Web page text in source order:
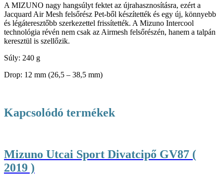
A MIZUNO nagy hangsúlyt fektet az újrahasznosításra, ezért a
Jacquard Air Mesh felsőrész Pet-ből készítették és egy új, könnyebb
és légáteresztőbb szerkezettel frissítették. A Mizuno Intercool
technológia révén nem csak az Airmesh felsőrészén, hanem a talpán
keresztül is szellőzik.
Súly: 240 g
Drop: 12 mm (26,5 – 38,5 mm)
Kapcsolódó termékek
Mizuno Utcai Sport Divatcipő GV87 (
2019 )